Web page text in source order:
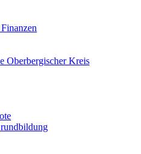
Oberbergischer Kreis